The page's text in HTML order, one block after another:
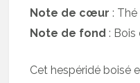
Note de cœur : Thé
Note de fond : Bois
Cet hespéridé boisé